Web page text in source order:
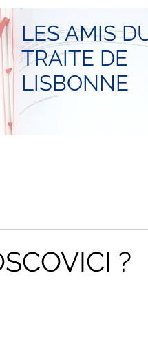
LES AMIS
TRAITE DE
LISBONNE
?